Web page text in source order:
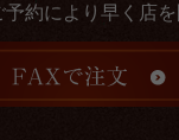
約により早く店を